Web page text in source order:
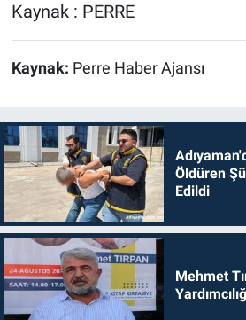
Kaynak : PERRE
Kaynak: Perre Haber Ajansı
Öldüren
Edildi
Mehmet